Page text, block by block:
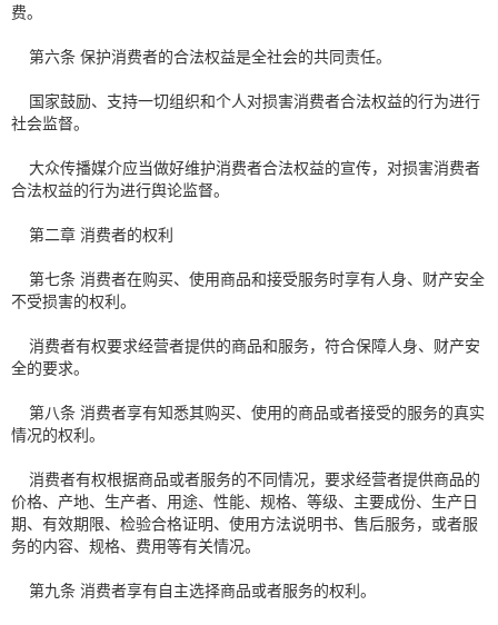
费。
第六条 保护消费者的合法权益是全社会的共同责任。
国家鼓励、支持一切组织和个人对损害消费者合法权益的行为进行
社会监督。
大众传播媒介应当做好维护消费者合法权益的宣传，对损害消费者
合法权益的行为进行舆论监督。
第二章 消费者的权利
第七条 消费者在购买、使用商品和接受服务时享有人身、财产安全
不受损害的权利。
消费者有权要求经营者提供的商品和服务，符合保障人身、财产安
全的要求。
第八条 消费者享有知悉其购买、使用的商品或者接受的服务的真实
情况的权利。
消费者有权根据商品或者服务的不同情况，要求经营者提供商品的
价格、产地、生产者、用途、性能、规格、等级、主要成份、生产日
期、有效期限、检验合格证明、使用方法说明书、售后服务，或者服
务的内容、规格、费用等有关情况。
第九条 消费者享有自主选择商品或者服务的权利。